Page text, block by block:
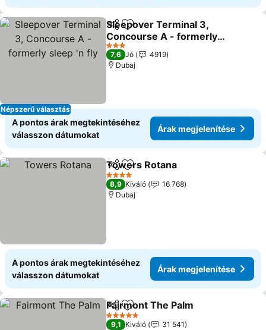
Népszerű választás
Megosztás
Hozzáadás a kedvencekhez
Sleepover Terminal 3,
Concourse A - formerly
sleep 'n fly
Árak megjelenítése
3 Kategória
7,6 Jó
4919
Dubaj
A pontos árak megtekintéséhez
válasszon dátumokat
Árak megjelenítése
Megosztás
Hozzáadás a kedvencekhez
Towers Rotana
4 Kategória
8,9 Kiváló
16 768
Dubaj
A pontos árak megtekintéséhez
válasszon dátumokat
Árak megjelenítése
MegosztásHozzáadás a kedvencekhez
Fairmont The Palm
5 Kategória
9,1 Kiváló
31 541